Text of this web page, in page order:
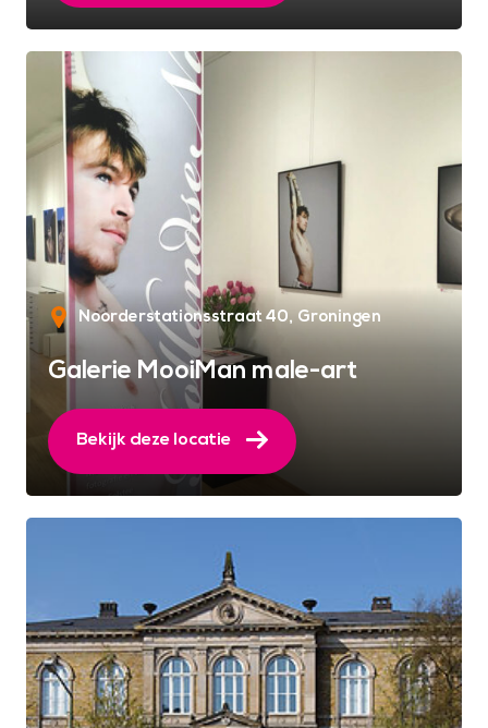
Noorderstationsstraat 40 Groningen
Galerie MooiMan male-art
Bekijk deze locatie